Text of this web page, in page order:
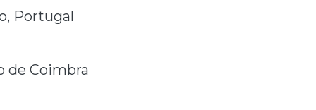
Portugal
de Coimbra